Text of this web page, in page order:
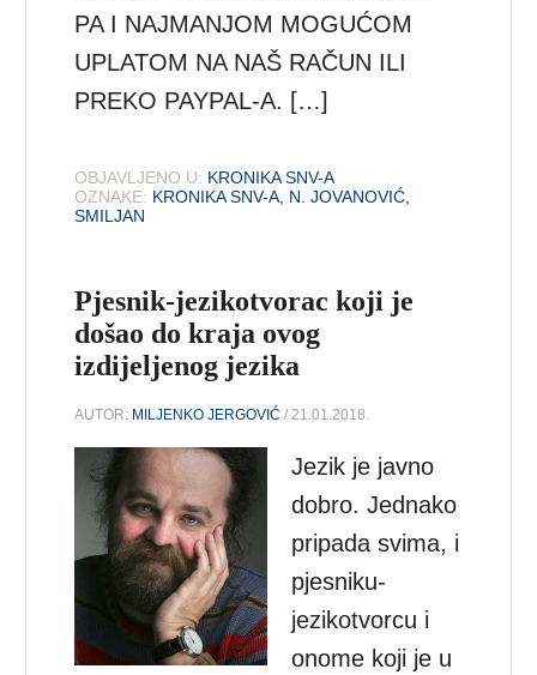
PA I NAJMANJOM MOGUĆOM
UPLATOM NA NAŠ RAČUN ILI
PREKO PAYPAL-A. […]
OBJAVLJENO U: KRONIKA SNV-A
OZNAKE: KRONIKA SNV-A N. JOVANOVIĆ
SMILJAN
Pjesnik-jezikotvorac koji je
došao do kraja ovog
izdijeljenog jezika
AUTOR: MILJENKO JERGOVIĆ / 21.01.2018.
Jezik je javno
dobro. Jednako
pripada svima, i
pjesniku-
jezikotvorcu i
onome koji je u